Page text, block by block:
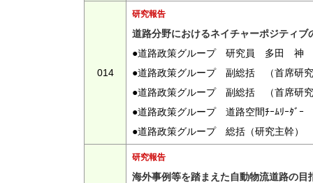
014
研究報告
道路分野におけるネイチャーポジティ
●道路政策グループ 研究員 多田 神
●道路政策グループ 副総括 （首席研
●道路政策グループ 副総括 （首席
●道路政策グループ 道路空間ﾁｰﾑﾘｰﾀ
●道路政策グループ 総括（研究主幹
研究報告
海外事例等を踏まえた自動物流道路の目